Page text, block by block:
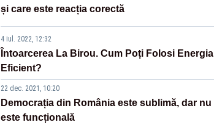
și care este reacția corectă
4 iul. 2022, 12:32
Întoarcerea La Birou. Cum Poți Folosi Energia
Eficient?
22 dec. 2021, 10:20
Democrația din România este sublimă, dar nu
este funcțională